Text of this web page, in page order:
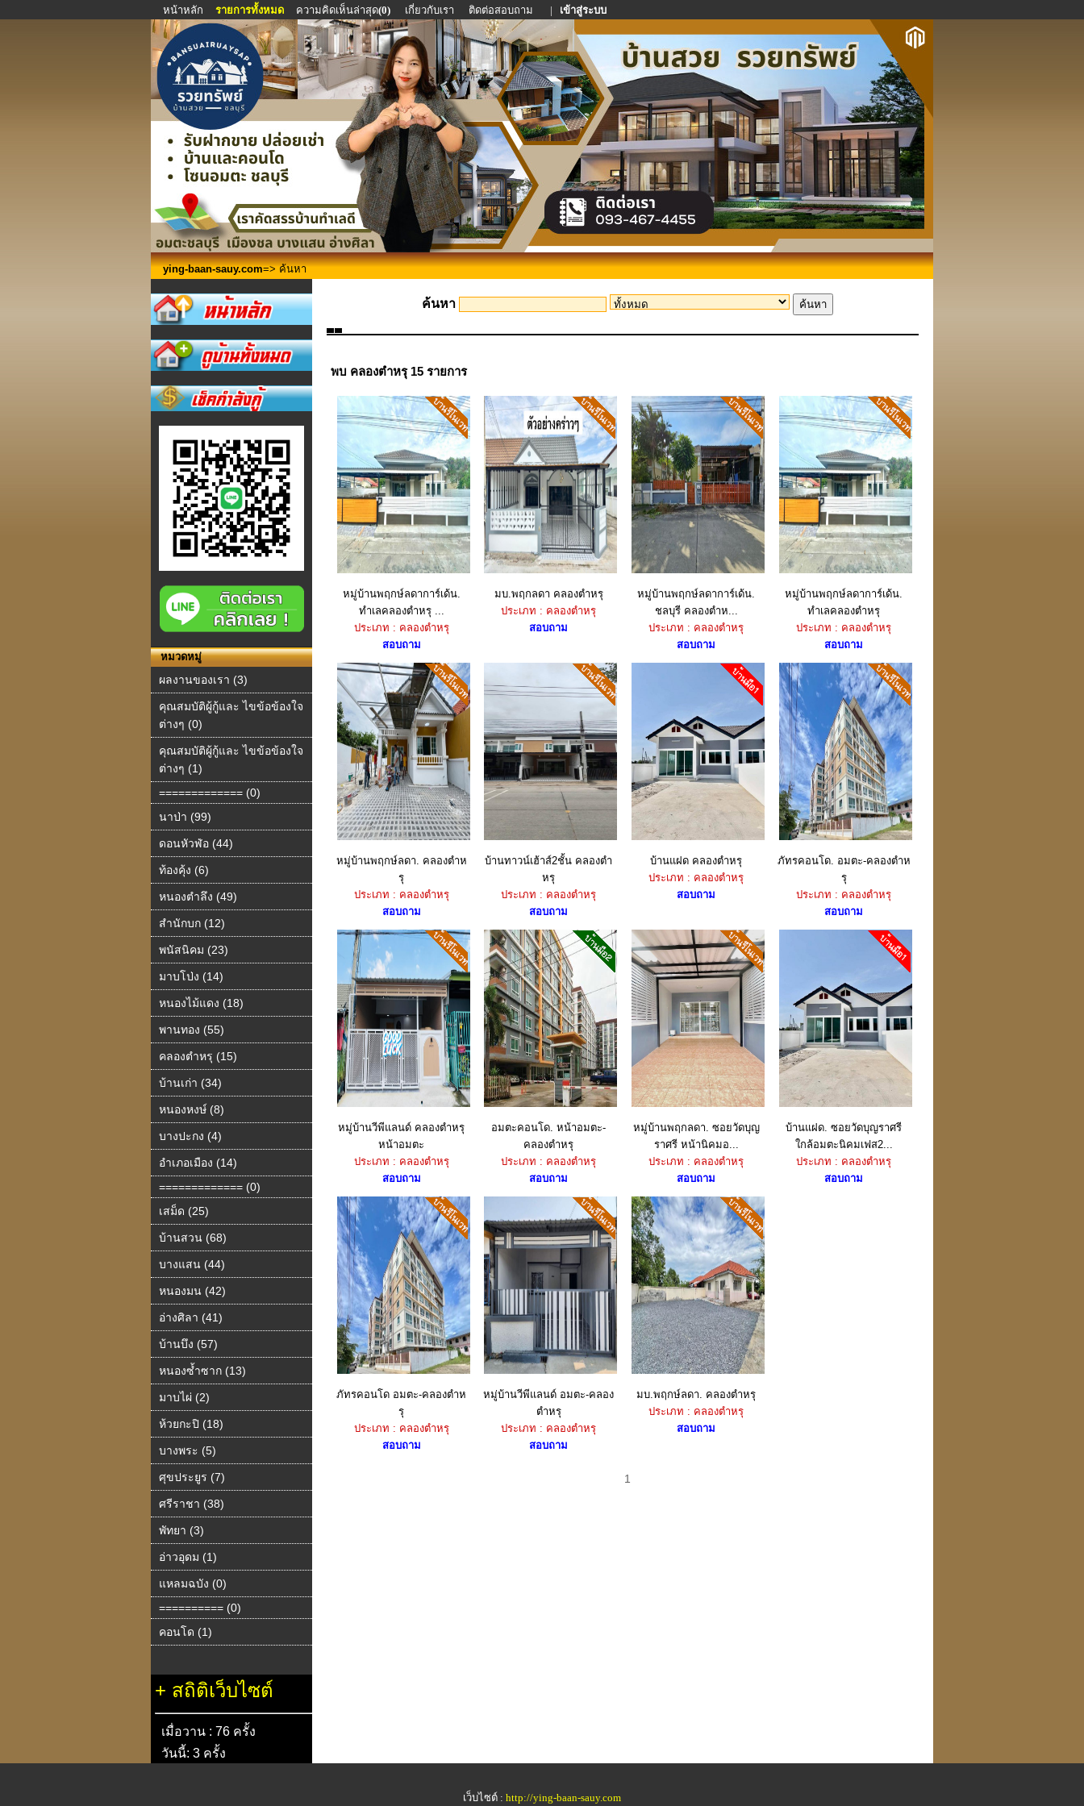
หน้าหลัก รายการทั้งหมด ความคิดเห็นล่าสุด(0) เกี่ยวกับเรา ติดต่อสอบถาม | เข้าสู่ระบบ
ying-baan-sauy.com=> ค้นหา
หมวดหมู่
ผลงานของเรา (3)
คุณสมบัติผู้กู้และ ไขข้อข้องใจ
ต่างๆ (0)
คุณสมบัติผู้กู้และ ไขข้อข้องใจ
ต่างๆ (1)
============= (0)
นาป่า (99)
ดอนหัวฬ่อ (44)
ท้องคุ้ง (6)
หนองตำลึง (49)
สำนักบก (12)
พนัสนิคม (23)
มาบโป่ง (14)
หนองไม้แดง (18)
พานทอง (55)
คลองตำหรุ (15)
บ้านเก่า (34)
หนองหงษ์ (8)
บางปะกง (4)
อำเภอเมือง (14)
============= (0)
เสม็ด (25)
บ้านสวน (68)
บางแสน (44)
หนองมน (42)
อ่างศิลา (41)
บ้านบึง (57)
หนองซ้ำซาก (13)
มาบไผ่ (2)
ห้วยกะปิ (18)
บางพระ (5)
ศุขประยูร (7)
ศรีราชา (38)
พัทยา (3)
อ่าวอุดม (1)
แหลมฉบัง (0)
========== (0)
คอนโด (1)
+ สถิติเว็บไซต์
เมื่อวาน : 76 ครั้ง
วันนี้: 3 ครั้ง
ค้นหา
พบ คลองตำหรุ 15 รายการ
หมู่บ้านพฤกษ์ลดาการ์เด้น.
ทำเลคลองตำหรุ ...
ประเภท : คลองตำหรุ
สอบถาม
มบ.พฤกลดา คลองตำหรุ
ประเภท : คลองตำหรุ
สอบถาม
หมู่บ้านพฤกษ์ลดาการ์เด้น.
ชลบุรี คลองตำห...
ประเภท : คลองตำหรุ
สอบถาม
หมู่บ้านพฤกษ์ลดาการ์เด้น.
ทำเลคลองตำหรุ
ประเภท : คลองตำหรุ
สอบถาม
หมู่บ้านพฤกษ์ลดา. คลองตำห
รุ
ประเภท : คลองตำหรุ
สอบถาม
บ้านทาวน์เฮ้าส์2ชั้น คลองตำ
หรุ
ประเภท : คลองตำหรุ
สอบถาม
บ้านแฝด คลองตำหรุ
ประเภท : คลองตำหรุ
สอบถาม
ภัทรคอนโด. อมตะ-คลองตำห
รุ
ประเภท : คลองตำหรุ
สอบถาม
หมู่บ้านวีพีแลนด์ คลองตำหรุ
หน้าอมตะ
ประเภท : คลองตำหรุ
สอบถาม
อมตะคอนโด. หน้าอมตะ-
คลองตำหรุ
ประเภท : คลองตำหรุ
สอบถาม
หมู่บ้านพฤกลดา. ซอยวัดบุญ
ราศรี หน้านิคมอ...
ประเภท : คลองตำหรุ
สอบถาม
บ้านแฝด. ซอยวัดบุญราศรี
ใกล้อมตะนิคมเฟส2...
ประเภท : คลองตำหรุ
สอบถาม
ภัทรคอนโด อมตะ-คลองตำห
รุ
ประเภท : คลองตำหรุ
สอบถาม
หมู่บ้านวีพีแลนด์ อมตะ-คลอง
ตำหรุ
ประเภท : คลองตำหรุ
สอบถาม
มบ.พฤกษ์ลดา. คลองตำหรุ
ประเภท : คลองตำหรุ
สอบถาม
1
เว็บไซต์ : http://ying-baan-sauy.com